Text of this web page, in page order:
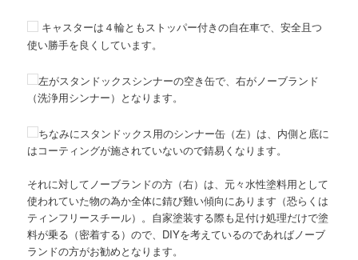
キャスターは４輪ともストッパー付きの自在車で、安全且つ
使い勝手を良くしています。
左がスタンドックスシンナーの空き缶で、右がノーブランド
（洗浄用シンナー）となります。
ちなみにスタンドックス用のシンナー缶（左）は、内側と底に
はコーティングが施されていないので錆易くなります。
それに対してノーブランドの方（右）は、元々水性塗料用として
使われていた物の為か全体に錆び難い傾向にあります（恐らくは
ティンフリースチール）。自家塗装する際も足付け処理だけで塗
料が乗る（密着する）ので、DIYを考えているのであればノーブ
ランドの方がお勧めとなります。